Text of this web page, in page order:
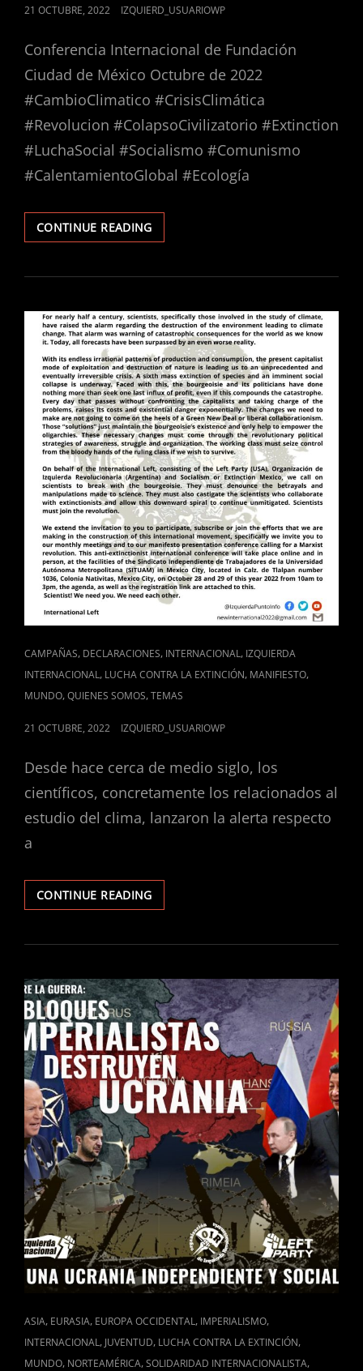
POSTED
21 OCTUBRE, 2022 IZQUIERD_USUARIOWP
Conferencia Internacional de Fundación
Ciudad de México Octubre de 2022
#CambioClimatico #CrisisClimática
#Revolucion #ColapsoCivilizatorio #Extinction
#LuchaSocial #Socialismo #Comunismo
#CalentamientoGlobal #Ecología
CONTINUE READINGMANIFIESTO
POR
NUEVA
MARXISTA
REVOLUCIONARIA
Y
ANTI-
EXTINCIONISTA
CAT
LINKS
CAMPAÑAS, DECLARACIONES, INTERNACIONAL, IZQUIERDA
INTERNACIONAL, LUCHA CONTRA LA EXTINCIÓN, MANIFIESTO,
MUNDO,QUIENES SOMOS,TEMAS
POSTED
21 OCTUBRE, 2022 IZQUIERD_USUARIOWP
Desde hace cerca de medio siglo, los
científicos, concretamente los relacionados al
estudio del clima, lanzaron la alerta respecto
a
CONTINUE READINGCARTA
ABIERTA
LOS
CAT
LINKS
ASIA, EURASIA, EUROPA OCCIDENTAL, IMPERIALISMO,
INTERNACIONAL, JUVENTUD, LUCHA CONTRA LA EXTINCIÓN,
MUNDO, NORTEAMÉRICA,SOLIDARIDAD INTERNACIONALISTA,